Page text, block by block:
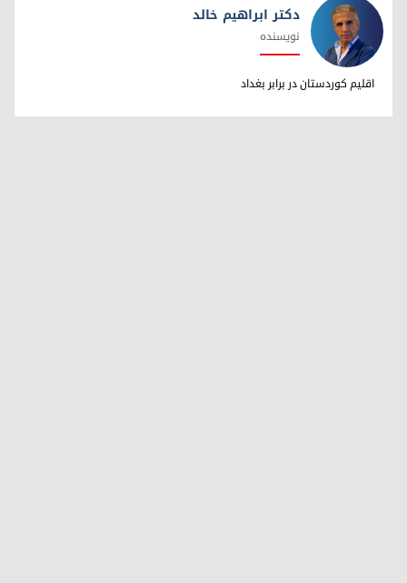
دکتر ابراهیم خالد
دکتر ابراهیم خالد
نویسنده
اقلیم کوردستان در برابر بغداد